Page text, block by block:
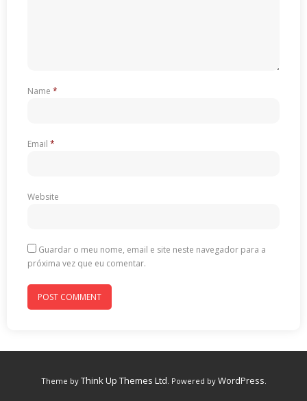
Name *
Email *
Website
Guardar o meu nome, email e site neste navegador para a
próxima vez que eu comentar.
Theme by Think Up Themes Ltd. Powered by WordPress.